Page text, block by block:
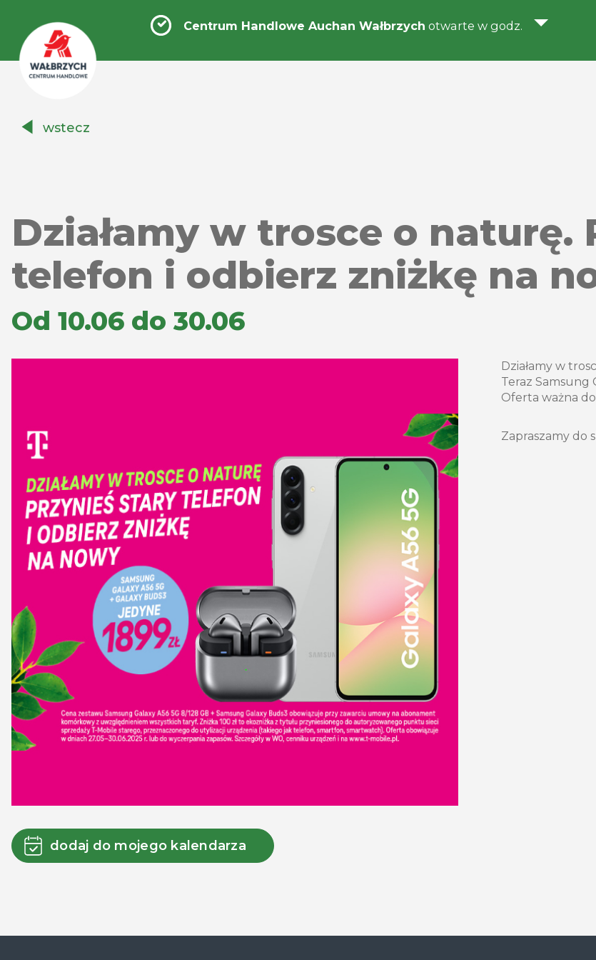
Handlowe
Centrum Handlowe Auchan Wałbrzych otwarte w godz.
wstecz
Działamy w trosce o naturę.
telefon i odbierz zniżkę na
Od 10.06 do 30.06
dodaj do mojego kalendarza
Działamy w
Teraz Samsung
Oferta ważna
Zapraszamy do